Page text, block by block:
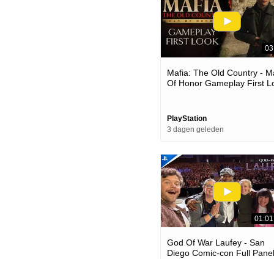
Mafia: The Old Country -
Of Honor Gameplay First
PlayStation
3 dagen geleden
God Of War Laufey - San
Diego Comic-con Full